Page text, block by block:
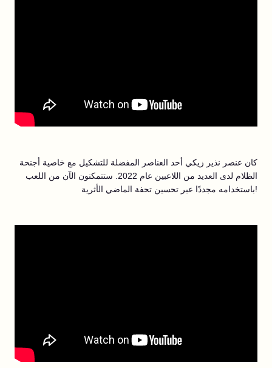
كان عنصر نذير زيكي أحد العناصر المفضلة للتشكيل مع خاصية أجنحة
الظلام لدى العديد من اللاعبين عام 2022. ستتمكنون الآن من اللعب
باستخدامه مجددًا عبر تحسين تحفة الماضي الأثرية!